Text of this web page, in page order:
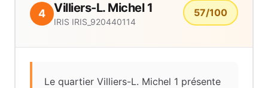
4 Villiers-L. Michel 1
IRIS IRIS_920440114
57/100
Le quartier Villiers-L. Michel 1 présente